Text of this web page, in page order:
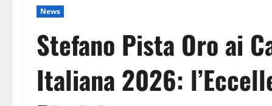
News
Stefano Pista Oro ai
Italiana 2026: